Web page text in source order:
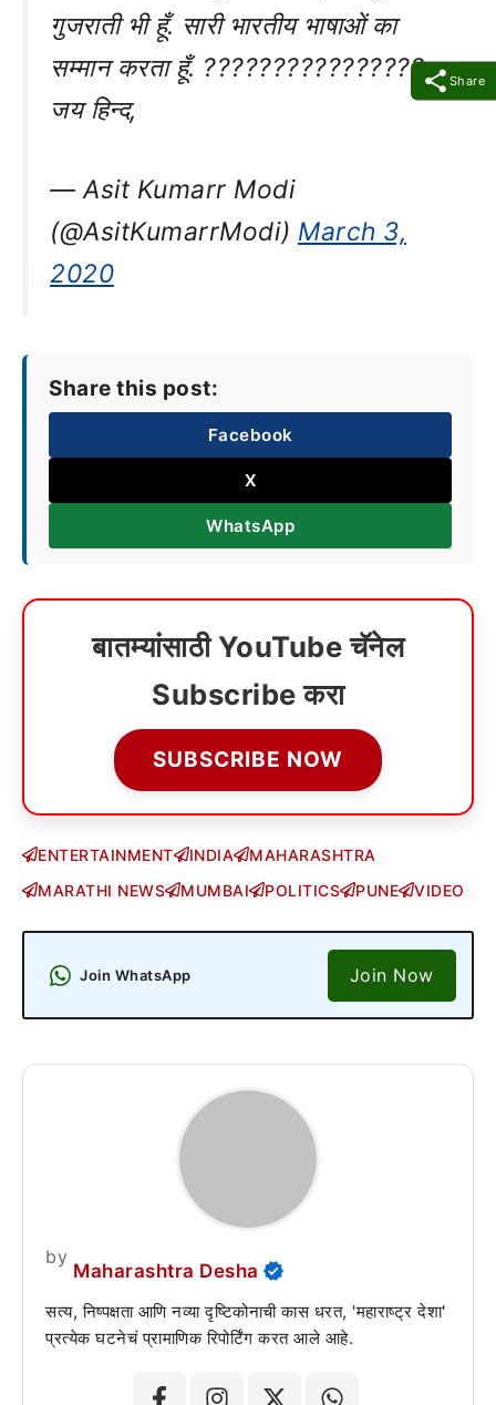
Share
गुजराती भी हूँ. सारी भारतीय भाषाओं का
सम्मान करता हूँ. ????????????????
जय हिन्द,
— Asit Kumarr Modi
(@AsitKumarrModi) March 3,
2020
Share this post:
Facebook
X
WhatsApp
बातम्यांसाठी YouTube चॅनेल
Subscribe करा
SUBSCRIBE NOW
ENTERTAINMENT INDIA
MAHARASHTRA
MARATHI NEWS
MUMBAI POLITICS PUNE VIDEO
Join WhatsApp Join Now
by
Maharashtra Desha
सत्य, निष्पक्षता आणि नव्या दृष्टिकोनाची कास धरत, 'महाराष्ट्र देशा'
प्रत्येक घटनेचं प्रामाणिक रिपोर्टिंग करत आले आहे.